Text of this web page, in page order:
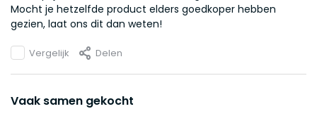
Mocht je hetzelfde product elders goedkoper hebben
gezien, laat ons dit dan weten!
Vergelijk Delen
Vaak samen gekocht